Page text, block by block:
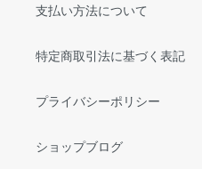
支払い方法について
特定商取引法に基づく表記
プライバシーポリシー
ショップブログ